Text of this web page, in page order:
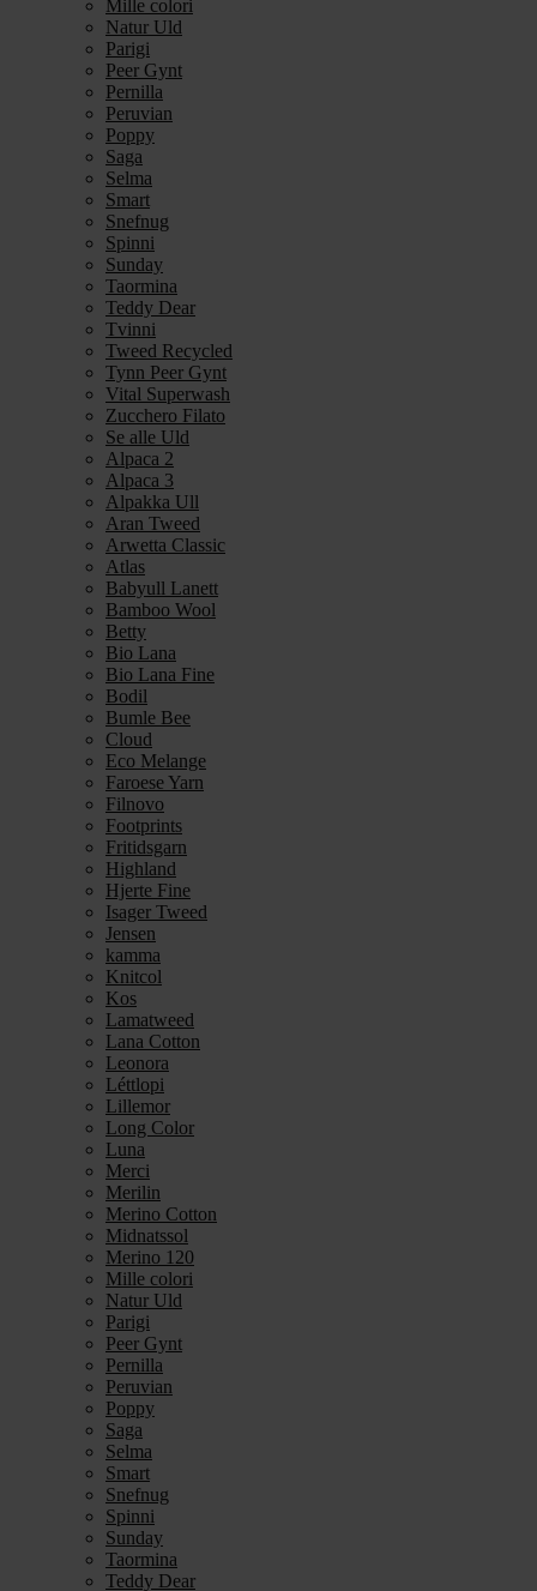
Mille colori
Natur Uld
Parigi
Peer Gynt
Pernilla
Peruvian
Poppy
Saga
Selma
Smart
Snefnug
Spinni
Sunday
Taormina
Teddy Dear
Tvinni
Tweed Recycled
Tynn Peer Gynt
Vital Superwash
Zucchero Filato
Se alle Uld
Alpaca 2
Alpaca 3
Alpakka Ull
Aran Tweed
Arwetta Classic
Atlas
Babyull Lanett
Bamboo Wool
Betty
Bio Lana
Bio Lana Fine
Bodil
Bumle Bee
Cloud
Eco Melange
Faroese Yarn
Filnovo
Footprints
Fritidsgarn
Highland
Hjerte Fine
Isager Tweed
Jensen
kamma
Knitcol
Kos
Lamatweed
Lana Cotton
Leonora
Léttlopi
Lillemor
Long Color
Luna
Merci
Merilin
Merino Cotton
Midnatssol
Merino 120
Mille colori
Natur Uld
Parigi
Peer Gynt
Pernilla
Peruvian
Poppy
Saga
Selma
Smart
Snefnug
Spinni
Sunday
Taormina
Teddy Dear